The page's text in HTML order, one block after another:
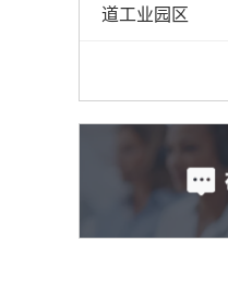
道工业园区